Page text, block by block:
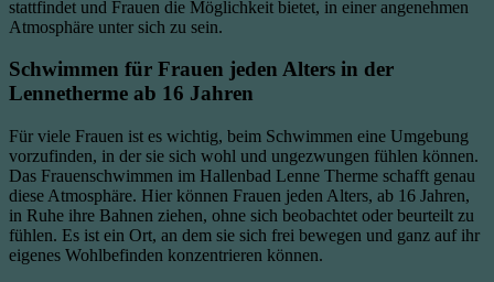
stattfindet und Frauen die Möglichkeit bietet, in einer angenehmen
Atmosphäre unter sich zu sein.
Schwimmen für Frauen jeden Alters in der
Lennetherme ab 16 Jahren
Für viele Frauen ist es wichtig, beim Schwimmen eine Umgebung
vorzufinden, in der sie sich wohl und ungezwungen fühlen können.
Das Frauenschwimmen im Hallenbad Lenne Therme schafft genau
diese Atmosphäre. Hier können Frauen jeden Alters, ab 16 Jahren,
in Ruhe ihre Bahnen ziehen, ohne sich beobachtet oder beurteilt zu
fühlen. Es ist ein Ort, an dem sie sich frei bewegen und ganz auf ihr
eigenes Wohlbefinden konzentrieren können.